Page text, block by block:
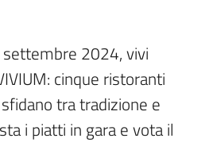
2024, vivi
cinque ristoranti
tra tradizione e
i piatti in gara e vota il